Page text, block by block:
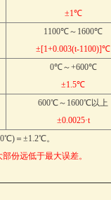
±1℃
1100℃～1600℃
±[1+0.003(t-1100)]℃
0℃～+600℃
±1.5℃
600℃～1600℃以上
±0.0025·t
＝±1.2℃。
份远低于最大误差。